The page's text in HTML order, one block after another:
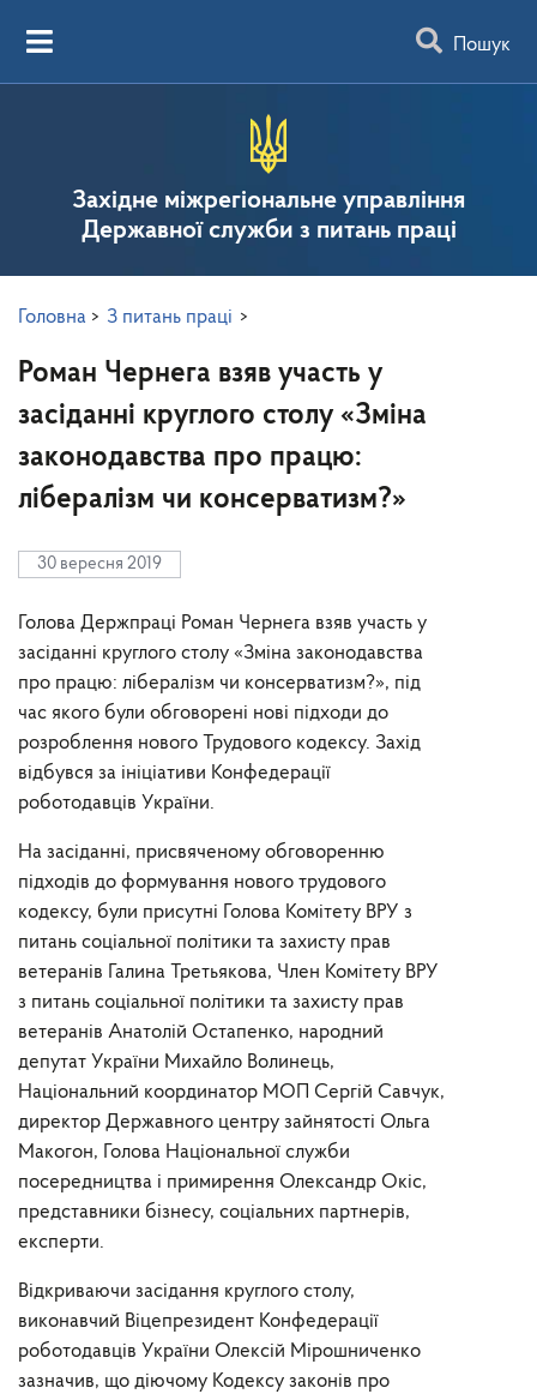
Пошук
Західне міжрегіональне управління
Державної служби з питань праці
Головна > З питань праці >
Роман Чернега взяв участь у
засіданні круглого столу «Зміна
законодавства про працю:
лібералізм чи консерватизм?»
30 вересня 2019
Голова Держпраці Роман Чернега взяв участь у
засіданні круглого столу «Зміна законодавства
про працю: лібералізм чи консерватизм?», під
час якого були обговорені нові підходи до
розроблення нового Трудового кодексу. Захід
відбувся за ініціативи Конфедерації
роботодавців України.
На засіданні, присвяченому обговоренню
підходів до формування нового трудового
кодексу, були присутні Голова Комітету ВРУ з
питань соціальної політики та захисту прав
ветеранів Галина Третьякова, Член Комітету ВРУ
з питань соціальної політики та захисту прав
ветеранів Анатолій Остапенко, народний
депутат України Михайло Волинець,
Національний координатор МОП Сергій Савчук,
директор Державного центру зайнятості Ольга
Макогон, Голова Національної служби
посередництва і примирення Олександр Окіс,
представники бізнесу, соціальних партнерів,
експерти.
Відкриваючи засідання круглого столу,
виконавчий Віцепрезидент Конфедерації
роботодавців України Олексій Мірошниченко
зазначив, що діючому Кодексу законів про